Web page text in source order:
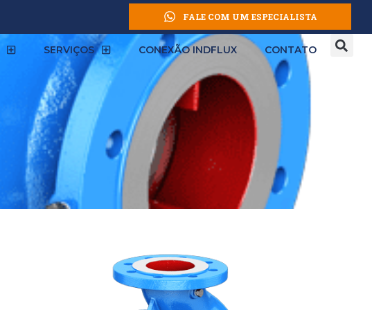
FALE COM UM ESPECIALISTA
SERVIÇOS CONEXÃO INDFLUX CONTATO